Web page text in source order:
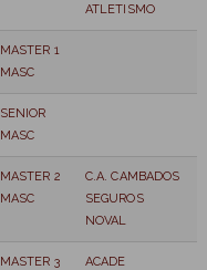
ATLETISMO
MASTER 1
MASC
SENIOR
MASC
MASTER 2
MASC
C.A. CAMBADOS
SEGUROS
NOVAL
MASTER 3
ACADE